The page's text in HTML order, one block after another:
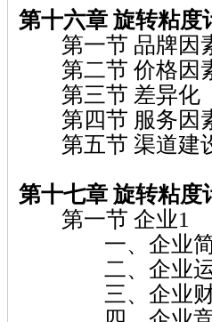
第十六章 旋转粘度
第一节 品牌因
第二节 价格因
第三节 差异化
第四节 服务因
第五节 渠道建
第十七章 旋转粘度
第一节 企业1
一、企业简
二、企业运
三、企业财